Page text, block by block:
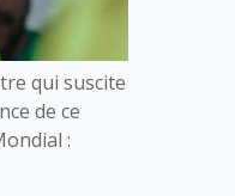
qui suscite
de ce
: